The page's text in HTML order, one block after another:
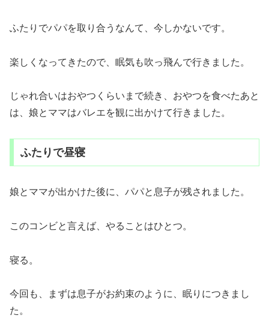
ふたりでパパを取り合うなんて、今しかないです。
楽しくなってきたので、眠気も吹っ飛んで行きました。
じゃれ合いはおやつくらいまで続き、おやつを食べたあと
は、娘とママはバレエを観に出かけて行きました。
ふたりで昼寝
娘とママが出かけた後に、パパと息子が残されました。
このコンビと言えば、やることはひとつ。
寝る。
今回も、まずは息子がお約束のように、眠りにつきまし
た。